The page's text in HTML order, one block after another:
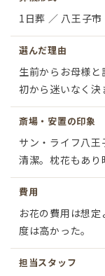
1日葬 ／ 八王子市
選んだ理由
生前からお母様
初から迷いなく決
斎場・安置の印象
サン・ライフ八
清潔。枕花もあり
費用
お花の費用は想
度は高かった。
担当スタッフ